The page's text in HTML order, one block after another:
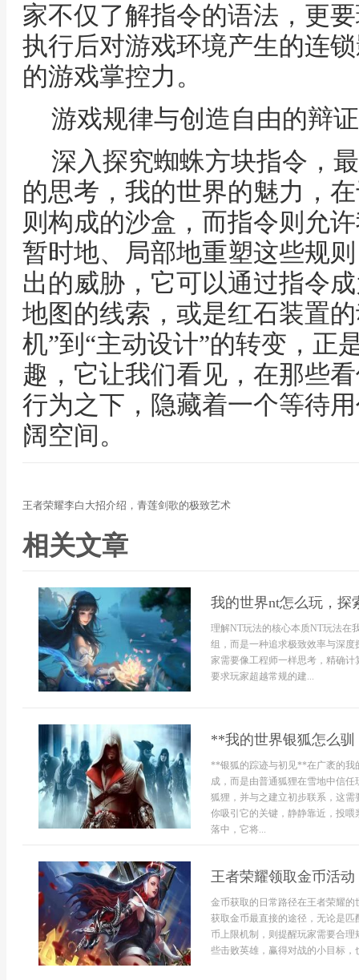
家不仅了解指令的语法，更
执行后对游戏环境产生的连
的游戏掌控力。
游戏规律与创造自由的辩证
深入探究蜘蛛方块指令，
的思考，我的世界的魅力，
则构成的沙盒，而指令则允
暂时地、局部地重塑这些规
出的威胁，它可以通过指令
地图的线索，或是红石装置
机”到“主动设计”的转变，正
趣，它让我们看见，在那些
行为之下，隐藏着一个等待
阔空间。
王者荣耀李白大招介绍，青莲剑歌的极致艺术
相关文章
我的世界nt怎么玩，探
理解NT玩法的核心本质NT玩法在
组，而是一种追求极致效率与深
家需要像工程师一样思考，精确
要求玩家超越常规的建...
**我的世界银狐怎么
**银狐的踪迹与初见**在广袤的我
成，而是由普通狐狸在雪地中信
狐狸，并与之建立初步联系，这
你吸引它的关键，静静靠近，投
落中，它将...
王者荣耀领取金币活
金币获取的日常路径在王者荣耀
获取金币最直接的途径，无论是
币上限机制，则提醒玩家需要合
些击败英雄，赢得对战的小目标